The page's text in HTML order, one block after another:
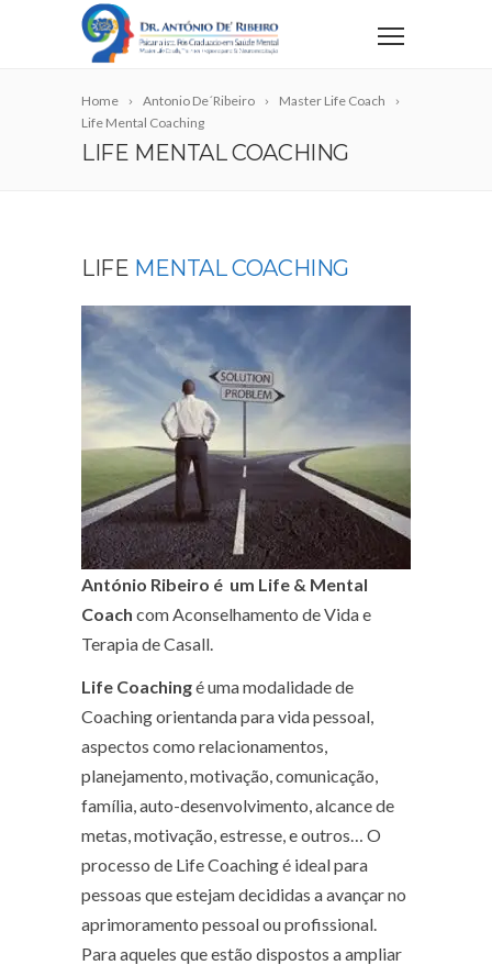
Home Antonio De´Ribeiro
Master Life Coach
Life Mental Coaching
LIFE MENTAL COACHING
LIFE MENTAL COACHING
António Ribeiro é um Life & Mental
Coach com Aconselhamento de Vida e
Terapia de Casall.
Life Coachingé uma modalidade de
Coaching orientanda para vida pessoal,
aspectos como relacionamentos,
planejamento, motivação, comunicação,
família, auto-desenvolvimento, alcance de
metas, motivação, estresse, e outros… O
processo de Life Coaching é ideal para
pessoas que estejam decididas a avançar no
aprimoramento pessoal ou profissional.
Para aqueles que estão dispostos a ampliar